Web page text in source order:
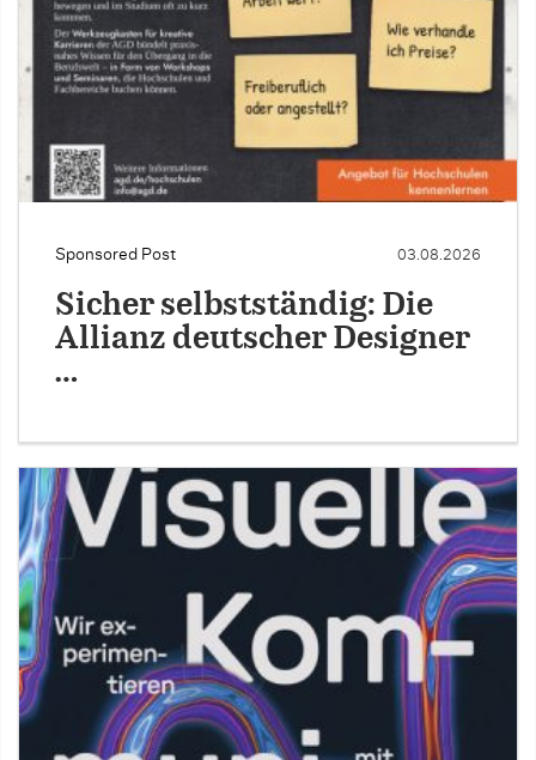
Sponsored Post 03.08.2026
Sicher selbstständig: Die
Allianz deutscher Designer
…